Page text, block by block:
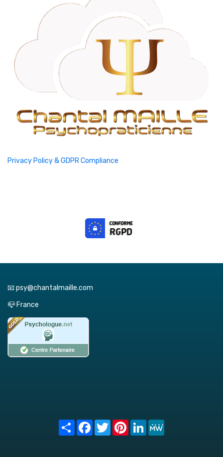
Privacy Policy & GDPR Compliance
📧 psy@chantalmaille.com
📪 France
Share FacebookTwitterPinterest
LinkedIn